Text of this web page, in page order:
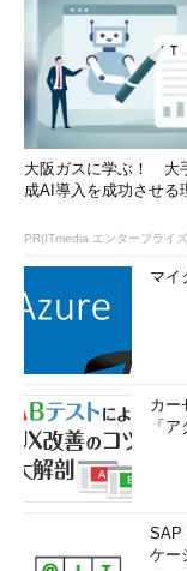
大阪ガスに学ぶ！ 大
成AI導入を成功させる
PR(ITmedia エンタープライ
マイ
カー
「
SAP
ケー